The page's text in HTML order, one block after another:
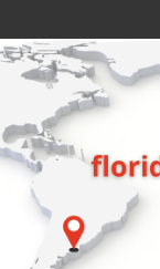
al
contenido